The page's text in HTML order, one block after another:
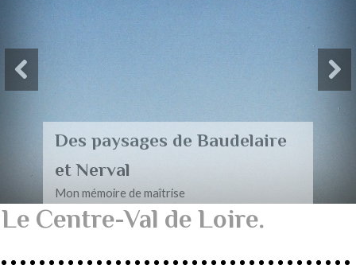
Des paysages de Baudelaire
et Nerval
Mon mémoire de maîtrise
Le Centre-Val de Loire.